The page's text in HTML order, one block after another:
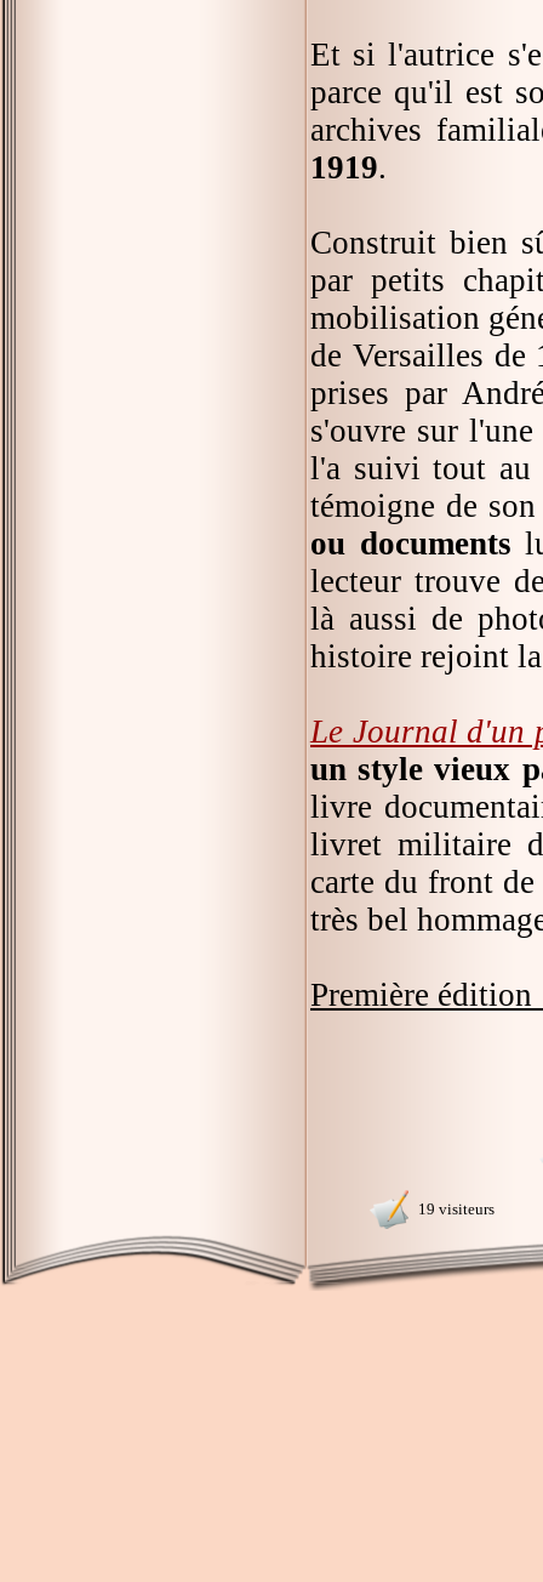
Et si l'autrice
parce qu'il est
archives
1919.
Construit bien
par petits
mobilisation
de Versailles de
prises par
s'ouvre sur
l'a suivi tout au
témoigne de
ou documents
lecteur trouve
là aussi de
histoire rejoint
Le Journal d'un
un style vieux
livre
livret militaire
carte du front
très bel
Première édition
19 visiteurs